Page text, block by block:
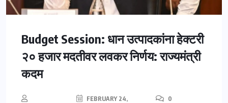
Budget Session: धान उत्पादकांना हेक्टरी
२० हजार मदतीवर लवकर निर्णय: राज्यमंत्री
कदम
FEBRUARY 24,
0